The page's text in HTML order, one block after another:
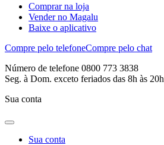
Comprar na loja
Vender no Magalu
Baixe o aplicativo
Compre pelo telefoneCompre pelo chat
Número de telefone 0800 773 3838
Seg. à Dom. exceto feriados das 8h às 20h
Sua conta
Sua conta